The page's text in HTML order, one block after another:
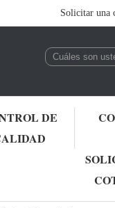
Solicitar una
DE
de gas,Montaje en